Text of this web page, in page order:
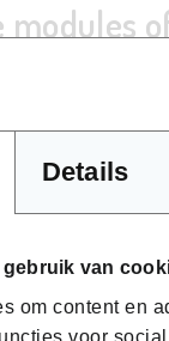
Details
gebruik van
om content en
voor
modules
opleiding KMO-
sleutel tot succes.